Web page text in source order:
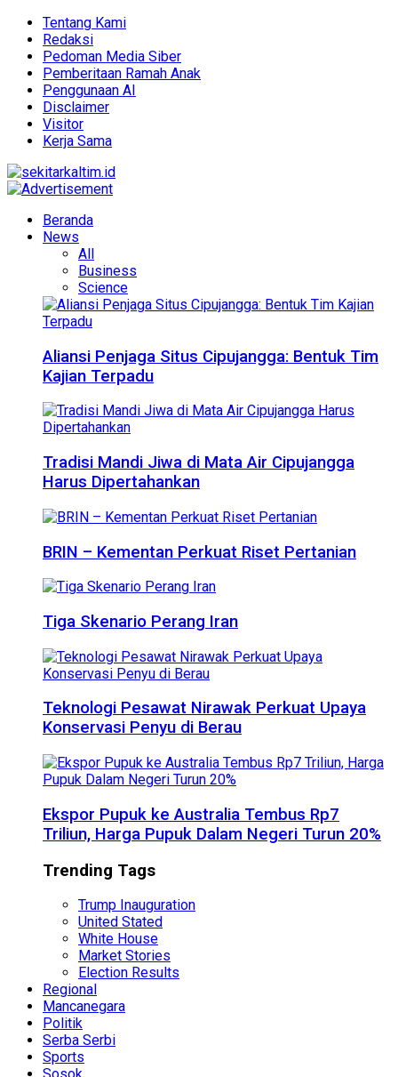
Tentang Kami
Redaksi
Pedoman Media Siber
Pemberitaan Ramah Anak
Penggunaan AI
Disclaimer
Visitor
Kerja Sama
Beranda
News
All
Business
Science
Aliansi Penjaga Situs Cipujangga: Bentuk Tim
Kajian Terpadu
Tradisi Mandi Jiwa di Mata Air Cipujangga
Harus Dipertahankan
BRIN – Kementan Perkuat Riset Pertanian
Tiga Skenario Perang Iran
Teknologi Pesawat Nirawak Perkuat Upaya
Konservasi Penyu di Berau
Ekspor Pupuk ke Australia Tembus Rp7
Triliun, Harga Pupuk Dalam Negeri Turun 20%
Trending Tags
Trump Inauguration
United Stated
White House
Market Stories
Election Results
Regional
Mancanegara
Politik
Serba Serbi
Sports